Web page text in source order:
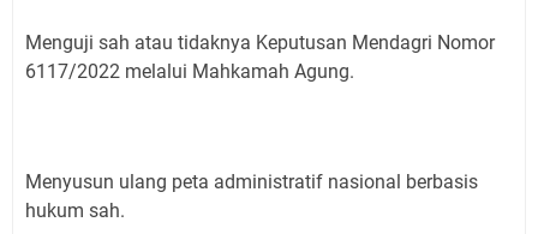
Menguji sah atau tidaknya Keputusan Mendagri Nomor
6117/2022 melalui Mahkamah Agung.
Menyusun ulang peta administratif nasional berbasis
hukum sah.